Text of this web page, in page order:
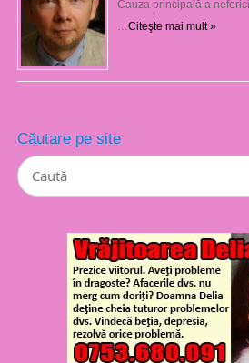
Cauza principală a
Citeşte mai mult »
Căutare pe site